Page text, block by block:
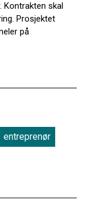
Kontrakten skal
Prosjektet
på
entreprenør